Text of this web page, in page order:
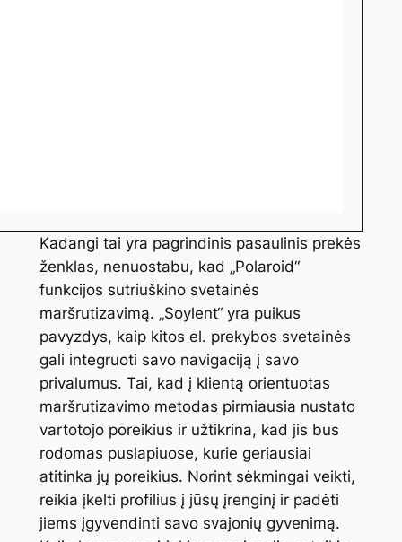
Kadangi tai yra pagrindinis pasaulinis prekės
ženklas, nenuostabu, kad „Polaroid“
funkcijos sutriuškino svetainės
maršrutizavimą. „Soylent“ yra puikus
pavyzdys, kaip kitos el. prekybos svetainės
gali integruoti savo navigaciją į savo
privalumus. Tai, kad į klientą orientuotas
maršrutizavimo metodas pirmiausia nustato
vartotojo poreikius ir užtikrina, kad jis bus
rodomas puslapiuose, kurie geriausiai
atitinka jų poreikius. Norint sėkmingai veikti,
reikia įkelti profilius į jūsų įrenginį ir padėti
jiems įgyvendinti savo svajonių gyvenimą.